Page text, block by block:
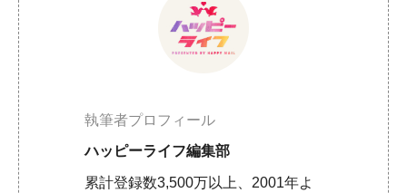
執筆者プロフィール
ハッピーライフ編集部
累計登録数3,500万以上、2001年よ